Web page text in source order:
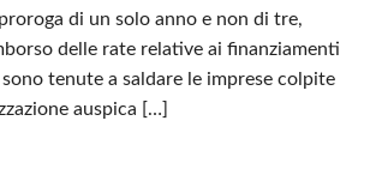
di un solo anno e non di tre,
delle rate relative ai finanziamenti
tenute a saldare le imprese colpite
auspica […]